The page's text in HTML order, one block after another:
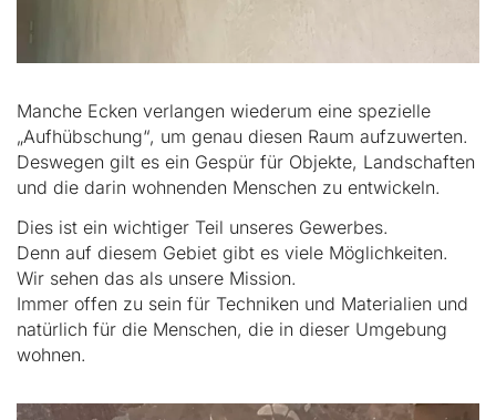
Manche Ecken verlangen wiederum eine spezielle
„Aufhübschung“, um genau diesen Raum aufzuwerten.
Deswegen gilt es ein Gespür für Objekte, Landschaften
und die darin wohnenden Menschen zu entwickeln.
Dies ist ein wichtiger Teil unseres Gewerbes.
Denn auf diesem Gebiet gibt es viele Möglichkeiten.
Wir sehen das als unsere Mission.
Immer offen zu sein für Techniken und Materialien und
natürlich für die Menschen, die in dieser Umgebung
wohnen.